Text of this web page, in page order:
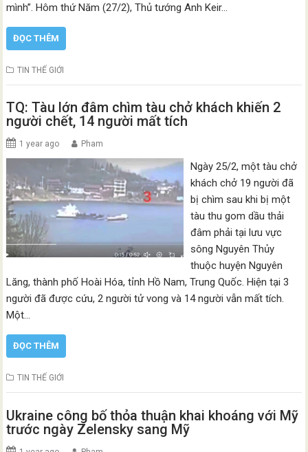
mình”. Hôm thứ Năm (27/2), Thủ tướng Anh Keir…
ĐỌC THÊM
TIN THẾ GIỚI
TQ: Tàu lớn đâm chìm tàu chở khách khiến 2
người chết, 14 người mất tích
1 year ago Pham
Ngày 25/2, một tàu chở
khách chở 19 người đã
bị chìm sau khi bị một
tàu thu gom dầu thải
đâm phải tại lưu vực
sông Nguyên Thủy
thuộc huyện Nguyên
Lăng, thành phố Hoài Hóa, tỉnh Hồ Nam, Trung Quốc. Hiện tại 3
người đã được cứu, 2 người tử vong và 14 người vẫn mất tích.
Một…
ĐỌC THÊM
TIN THẾ GIỚI
Ukraine công bố thỏa thuận khai khoáng với Mỹ
trước ngày Zelensky sang Mỹ